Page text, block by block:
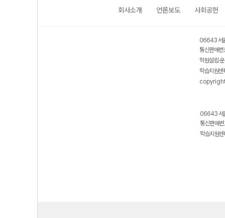
회사소개 언론보도 사회공헌
06643 서
통신판매
학원설립·
학습지원
06643 서
통신판매
학습지원